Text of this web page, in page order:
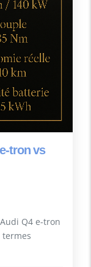
tron vs
Q4 e-tron
termes